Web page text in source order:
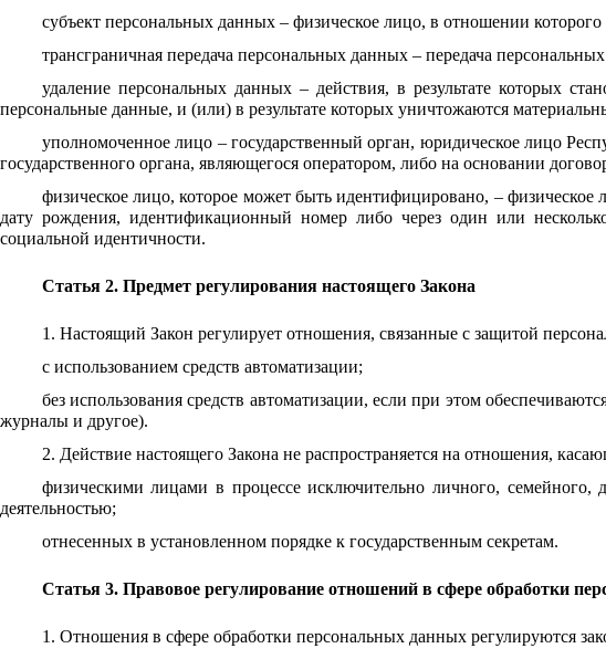
субъект персональных данных – физическое лицо, в отношении
трансграничная передача персональных данных – передача
удаление персональных данных – действия, в результате которых
персональные данные, и (или) в результате которых уничтожаются
уполномоченное лицо – государственный орган, юридическое лицо
государственного органа, являющегося оператором, либо на основании
физическое лицо, которое может быть идентифицировано, –
дату рождения, идентификационный номер либо через один или
социальной идентичности.
Статья 2. Предмет регулирования настоящего Закона
1. Настоящий Закон регулирует отношения, связанные с защитой
с использованием средств автоматизации;
без использования средств автоматизации, если при этом
журналы и другое).
2. Действие настоящего Закона не распространяется на отношения,
физическими лицами в процессе исключительно личного, семейного,
деятельностью;
отнесенных в установленном порядке к государственным секретам.
Статья 3. Правовое регулирование отношений в сфере обработки
1. Отношения в сфере обработки персональных данных регулируются